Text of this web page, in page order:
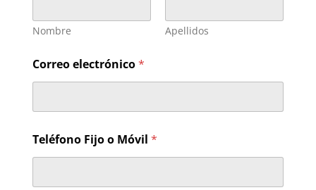
Nombre Apellidos
Correo electrónico*
Teléfono Fijo o Móvil *